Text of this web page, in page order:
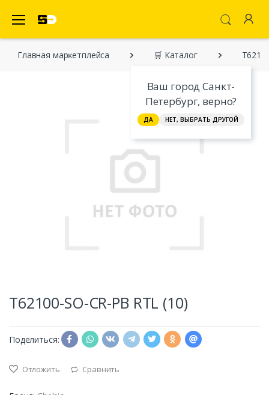
Ваш город Санкт-
Петербург, верно?
ДА НЕТ, ВЫБРАТЬ ДРУГОЙ
Главная марĸетплейса 🛒 Каталог
T62100-SO-CR-PB RTL (10)
Поделиться:
Отложить Сравнить